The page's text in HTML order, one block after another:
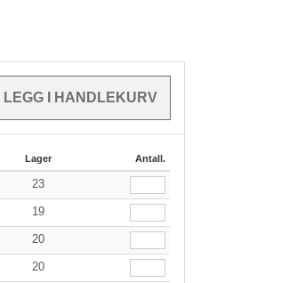
Lager Antall.
23
19
20
20